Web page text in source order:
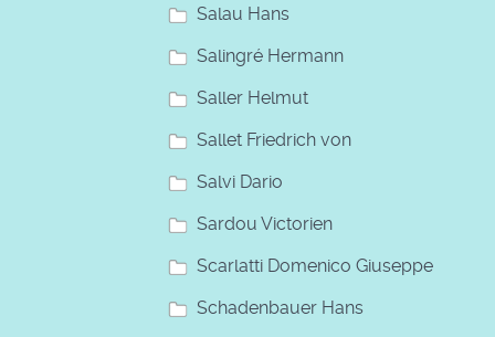
Salau Hans
Salingré Hermann
Saller Helmut
Sallet Friedrich von
Salvi Dario
Sardou Victorien
Scarlatti Domenico Giuseppe
Schadenbauer Hans